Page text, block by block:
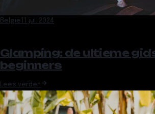
België11 jul. 2024
Glamping: de ultieme
beginners
Lees verder